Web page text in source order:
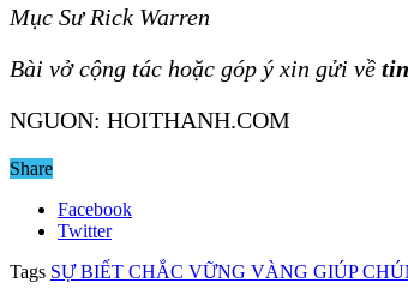
Mục Sư Rick Warren
Bài vở cộng tác hoặc góp ý xin gửi về
NGUON: HOITHANH.COM
Share
Facebook
Twitter
Tags SỰ BIẾT CHẮC VỮNG VÀNG GIÚP